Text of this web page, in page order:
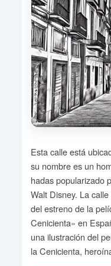
Esta calle está
su nombre es un
hadas popularizado
Walt Disney. La
del estreno de la
Cenicienta» en
una ilustración del
la Cenicienta,